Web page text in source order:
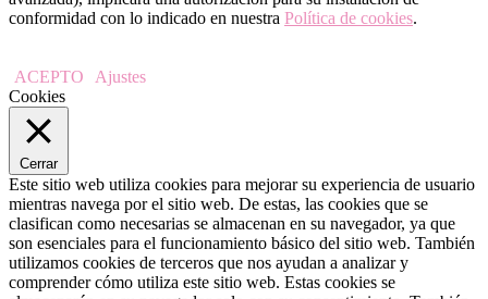
conformidad con lo indicado en nuestra Política de cookies.
ACEPTO
Ajustes
Cookies
Cerrar
Este sitio web utiliza cookies para mejorar su experiencia de usuario
mientras navega por el sitio web. De estas, las cookies que se
clasifican como necesarias se almacenan en su navegador, ya que
son esenciales para el funcionamiento básico del sitio web. También
utilizamos cookies de terceros que nos ayudan a analizar y
comprender cómo utiliza este sitio web. Estas cookies se